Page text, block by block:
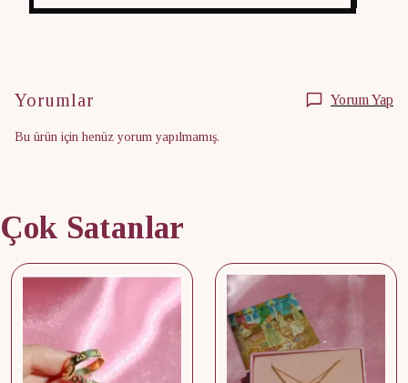
Yorumlar Yorum Yap
Bu ürün için henüz yorum yapılmamış.
Çok Satanlar